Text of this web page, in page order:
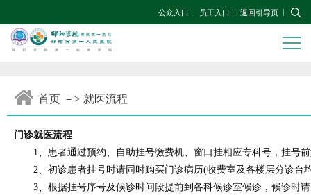
公众入口 员工入口 返回引导页
首页 －> 就医流程
门诊就医流程
1、患者通过预约、自助挂号缴费机、窗口挂相应专科号，挂号前
2、初诊患者挂号时请同时购买门诊病历(收费室及各楼层分诊台
3、根据挂号序号及候诊时间段提前到各科候诊室候诊，候诊时请